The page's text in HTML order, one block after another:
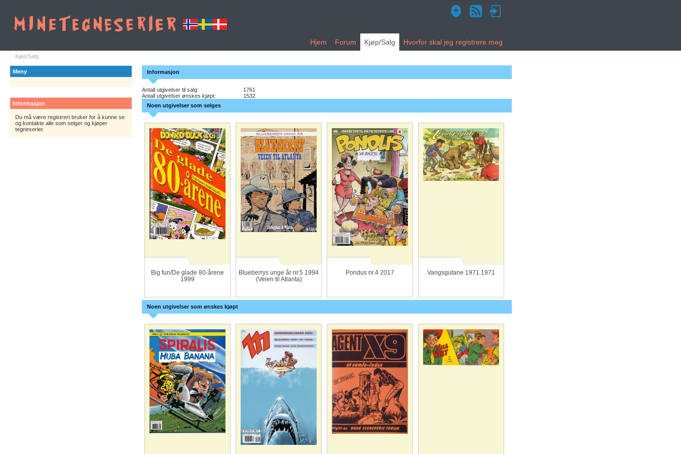
Hjem Forum Kjøp/Salg Hvorfor skal jeg registrere meg
Kjøp/Salg
Meny
Informasjon
Du må være registrert bruker for å kunne se
og kontakte alle som selger og kjøper
tegneserier.
Informasjon
Antall utgivelser til salg:
1761
Antall utgivelser ønskes kjøpt:
1532
Noen utgivelser som selges
Big fun/De glade 80-årene
1999
Blueberrys unge år nr.5 1994
(Veien til Atlanta)
Pondus nr.4 2017 Vangsgutane 1971 1971
Noen utgivelser som ønskes kjøpt